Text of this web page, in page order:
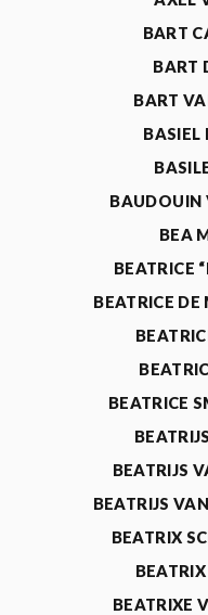
BART
BART
BART
BASIEL
BAUDOUIN
BEA
BEATRICE
BEATRICE DE
BEATRICE
BEATRIJS
BEATRIJS
BEATRIX
BEATRIXE